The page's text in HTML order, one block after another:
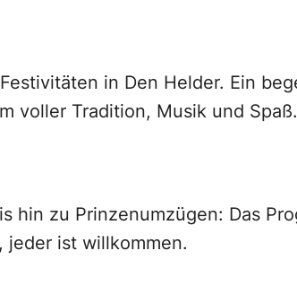
in Den Helder. Ein
voller Tradition, Musik und Spaß.
hin zu Prinzenumzügen: Das
ist willkommen.